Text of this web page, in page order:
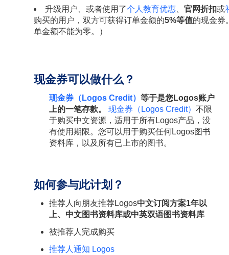
升级用户、或者使用了个人教育优惠 官网折扣或
购买的用户，双方可获得订单金额的5%等值的现金券
单金额不能为零。）
现金券可以做什么？
现金券（Logos Credit） 等于是您Logos账户
上的一笔存款。
现金券（Logos Credit） 不限
于购买中文资源，适用于所有Logos产品，没
有使用期限。您可以用于购买任何Logos图书
资料库，以及所有已上市的图书。
如何参与此计划？
推荐人向朋友推荐Logos中文订阅方案1年以
上、中文图书资料库或中英双语图书资料库
被推荐人完成购买
推荐人通知 Logos